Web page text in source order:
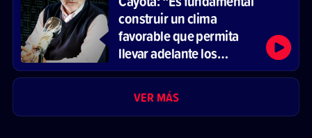
construir un clima
favorable que permita
llevar adelante los
cambios necesarios en
materia educativa”
VER MÁS